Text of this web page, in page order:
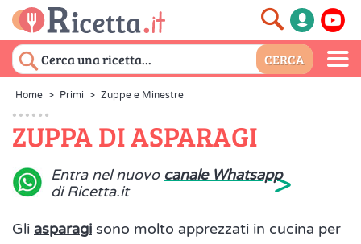
Home > Primi > Zuppe e Minestre
ZUPPA DI ASPARAGI
Entra nel nuovo canale Whatsapp
di Ricetta.it
>
Gli asparagi sono molto apprezzati in cucina per